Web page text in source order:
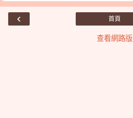
‹ 首頁
查看網路版